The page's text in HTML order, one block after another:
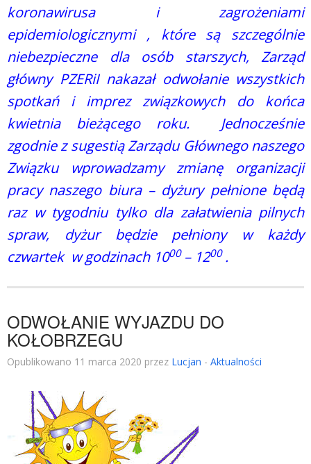
koronawirusa i zagrożeniami
epidemiologicznymi , które są szczególnie
niebezpieczne dla osób starszych, Zarząd
główny PZERiI nakazał odwołanie wszystkich
spotkań i imprez związkowych do końca
kwietnia bieżącego roku. Jednocześnie
zgodnie z sugestią Zarządu Głównego naszego
Związku wprowadzamy zmianę organizacji
pracy naszego biura – dyżury pełnione będą
raz w tygodniu tylko dla załatwienia pilnych
spraw, dyżur będzie pełniony w każdy
czwartek w godzinach 1000 – 1200 .
ODWOŁANIE WYJAZDU DO
KOŁOBRZEGU
Opublikowano 11 marca 2020 przez Lucjan - Aktualności